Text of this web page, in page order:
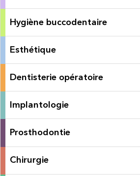
Hygiène buccodentaire
Esthétique
Dentisterie opératoire
Implantologie
Prosthodontie
Chirurgie